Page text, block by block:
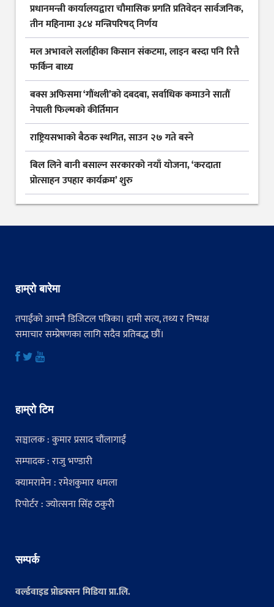
प्रधानमन्त्री कार्यालयद्वारा चौमासिक प्रगति प्रतिवेदन सार्वजनिक,
तीन महिनामा ३८४ मन्त्रिपरिषद् निर्णय
मल अभावले सर्लाहीका किसान संकटमा, लाइन बस्दा पनि रित्तै
फर्किन बाध्य
बक्स अफिसमा ‘गौंथली’को दबदबा, सर्वाधिक कमाउने सातौं
नेपाली फिल्मको कीर्तिमान
राष्ट्रियसभाको बैठक स्थगित, साउन २७ गते बस्ने
बिल लिने बानी बसाल्न सरकारको नयाँ योजना, ‘करदाता
प्रोत्साहन उपहार कार्यक्रम’ शुरु
हाम्रो बारेमा
तपाईंको आफ्नै डिजिटल पत्रिका। हामी सत्य, तथ्य र निष्पक्ष
समाचार सम्प्रेषणका लागि सदैव प्रतिबद्ध छौं।
हाम्रो टिम
सञ्चालक : कुमार प्रसाद चौंलागाईं
सम्पादक : राजु भण्डारी
क्यामरामेन : रमेशकुमार धमला
रिपोर्टर : ज्योत्सना सिंह ठकुरी
सम्पर्क
वर्ल्डवाइड प्रोडक्सन मिडिया प्रा.लि.